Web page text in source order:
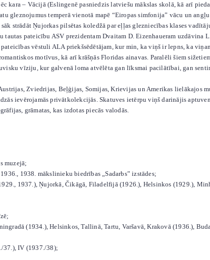
kara – Vācijā (Eslingenē pasniedzis latviešu mākslas skolā, kā arī
gleznojumus temperā vienotā mapē “Eiropas simfonija” vācu un
strādāt Ņujorkas pilsētas koledžā par eļļas glezniecības klases
pateicību ASV prezidentam Dvaitam D. Eizenhaueram
vēstuli ALA priekšsēdētājam, kur min, ka viņš ir lepns, ka
motīvus, kā arī krāšņās Floridas ainavas. Paralēli šiem
vīziju, kur galvenā loma atvēlēta gan līksmai pacilātībai, gan
Zviedrijas, Beļģijas, Somijas, Krievijas un Amerikas lielākajos
ievērojamās privātkolekcijās. Skatuves ietērpu viņš darinājis
grāmatas, kas izdotas piecās valodās.
muzejā;
1938. mākslinieku biedrības „Sadarbs” izstādes;
1937.), Ņujorkā, Čikāgā, Filadelfijā (1926.), Helsinkos (1929.),
(1934.), Helsinkos, Tallinā, Tartu, Varšavā, Krakovā (1936.),
37.), IV (1937./38);